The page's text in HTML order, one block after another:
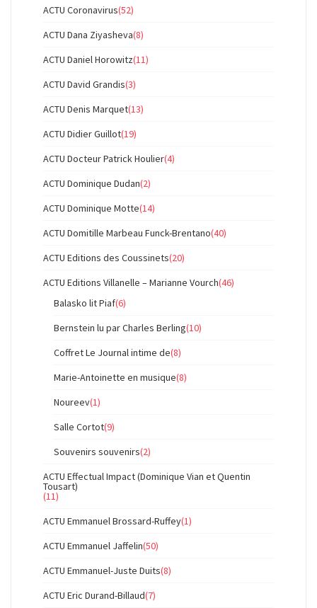
ACTU Coronavirus(52)
ACTU Dana Ziyasheva(8)
ACTU Daniel Horowitz(11)
ACTU David Grandis(3)
ACTU Denis Marquet(13)
ACTU Didier Guillot(19)
ACTU Docteur Patrick Houlier(4)
ACTU Dominique Dudan(2)
ACTU Dominique Motte(14)
ACTU Domitille Marbeau Funck-Brentano(40)
ACTU Editions des Coussinets(20)
ACTU Editions Villanelle – Marianne Vourch(46)
Balasko lit Piaf(6)
Bernstein lu par Charles Berling(10)
Coffret Le Journal intime de(8)
Marie-Antoinette en musique(8)
Noureev(1)
Salle Cortot(9)
Souvenirs souvenirs(2)
ACTU Effectual Impact (Dominique Vian et Quentin
Tousart)
(11)
ACTU Emmanuel Brossard-Ruffey(1)
ACTU Emmanuel Jaffelin(50)
ACTU Emmanuel-Juste Duits(8)
ACTU Eric Durand-Billaud(7)